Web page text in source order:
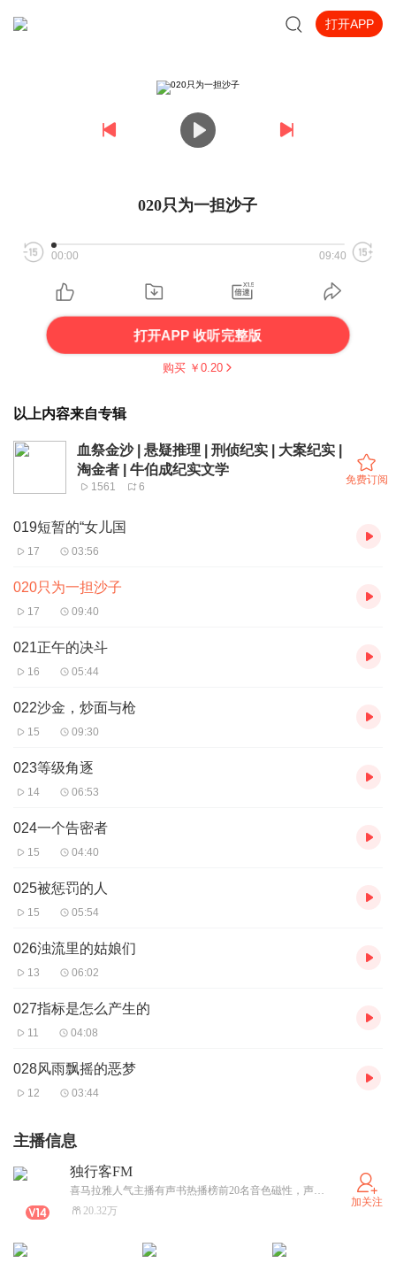
打开APP
020只为一担沙子
00:00 09:40
打开APP 收听完整版
购买 ￥ 0.20
以上内容来自专辑
血祭金沙 | 悬疑推理 | 刑侦纪实 | 大案纪实 |
淘金者 | 牛伯成纪实文学
1561 6
免费订阅
019短暂的“女儿国
17 03:56
020只为一担沙子
17 09:40
021正午的决斗
16 05:44
022沙金，炒面与枪
15 09:30
023等级角逐
14 06:53
024一个告密者
15 04:40
025被惩罚的人
15 05:54
026浊流里的姑娘们
13 06:02
027指标是怎么产生的
11 04:08
028风雨飘摇的恶梦
12 03:44
主播信息
独行客FM
喜马拉雅人气主播有声书热播榜前20名音色磁性，声线多变。将作品演绎的声情并貌，令人身临其境。曾有作品创造了上架四个月4000万播放量的记录。
20.32万
加关注